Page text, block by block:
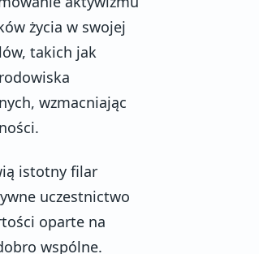
życia w swojej
takich jak
wzmacniając
istotny filar
uczestnictwo
oparte na
wspólne.